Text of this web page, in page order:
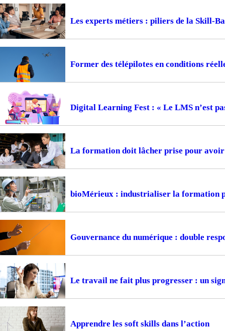
Les experts métiers : piliers de la Skill-
Former des télépilotes en conditions
Digital Learning Fest : « Le LMS n’est
La formation doit lâcher prise pour avoir
bioMérieux : industrialiser la formation
Gouvernance du numérique : double
Le travail ne fait plus progresser : un
Apprendre les soft skills dans l’action